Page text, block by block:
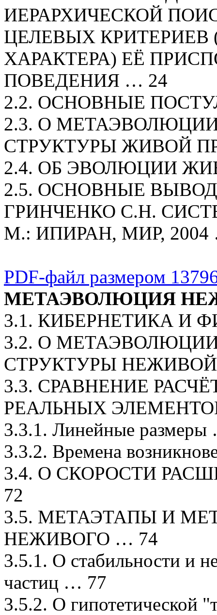
ИЕРАРХИЧЕСКОЙ
ЦЕЛЕВЫХ КРИТЕРИЕВ
ХАРАКТЕРА) ЕЁ
ПОВЕДЕНИЯ … 24
2.2. ОСНОВНЫЕ
2.3. О
СТРУКТУРЫ ЖИВОЙ
2.4. ОБ ЭВОЛЮЦИИ
2.5. ОСНОВНЫЕ
ГРИНЧЕНКО С.Н.
М.: ИПИРАН, МИР, 2004
PDF-файл размером
МЕТАЭВОЛЮЦИЯ
3.1. КИБЕРНЕТИКА И
3.2. О
СТРУКТУРЫ
3.3. СРАВНЕНИЕ
РЕАЛЬНЫХ
3.3.1. Линейные
3.3.2. Времена
3.4. О СКОРОСТИ
72
3.5. МЕТАЭТАПЫ И
НЕЖИВОГО … 74
3.5.1. О стабильности и
частиц … 77
3.5.2. О гипотетической